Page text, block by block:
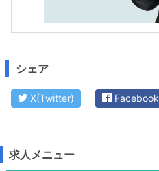
シェア
X(Twitter) Facebook
求人メニュー